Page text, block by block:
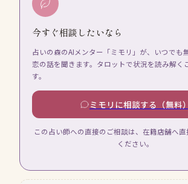
今すぐ相談したいなら
占いの森のAIメンター「ミモリ」が、いつでも
恋の話を聞きます。タロットで状況を読み解く
す。
ミモリに相談する（無料）
この占い師への直接のご相談は、在籍店舗へ
ください。